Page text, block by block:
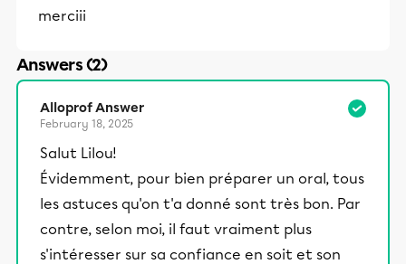
merciii
Answers (2)
Alloprof Answer
February 18, 2025
Salut Lilou!
Évidemment, pour bien préparer un oral, tous
les astuces qu'on t'a donné sont très bon. Par
contre, selon moi, il faut vraiment plus
s'intéresser sur sa confiance en soit et son